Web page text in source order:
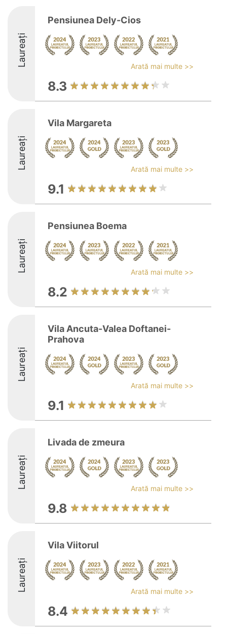
Laureați
Pensiunea Dely-Cios
Arată mai multe >>
8.3
Laureați
Vila Margareta
Arată mai multe >>
9.1
Laureați
Pensiunea Boema
Arată mai multe >>
8.2
Laureați
Vila Ancuta-Valea Doftanei-
Prahova
Arată mai multe >>
9.1
Laureați
Livada de zmeura
Arată mai multe >>
9.8
Laureați
Vila Viitorul
Arată mai multe >>
8.4